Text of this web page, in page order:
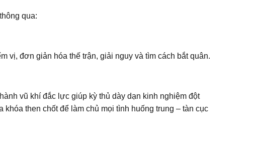
qua:
vị, đơn giản hóa thế trận, giải nguy và tìm cách bắt quân.
vũ khí đắc lực giúp kỳ thủ dày dạn kinh nghiệm đột
then chốt để làm chủ mọi tình huống trung – tàn cục